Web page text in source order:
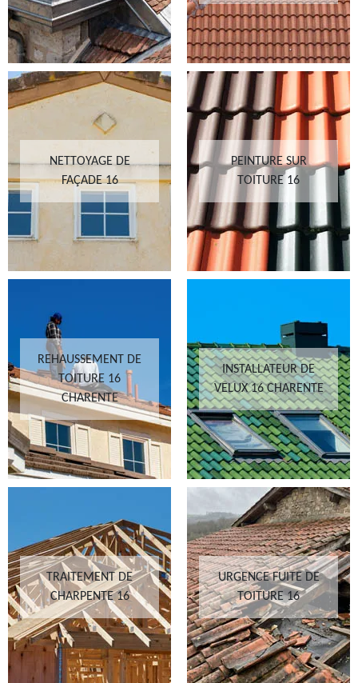
NETTOYAGE DE
FAÇADE 16
PEINTURE SUR
TOITURE 16
REHAUSSEMENT DE
TOITURE 16
CHARENTE
INSTALLATEUR DE
VELUX 16 CHARENTE
TRAITEMENT DE
CHARPENTE 16
URGENCE FUITE DE
TOITURE 16